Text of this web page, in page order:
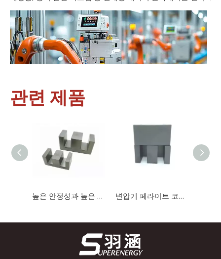
산업 제어
산업 제어 분야에서 인덕터와 변압기는 안정적인 시스템 작동
관련 제품
높은 안정성과 높은 포화도를 갖춘 충전기용 자기 코어 EE1414 고 투자율 페라이트 코어 변압기 페라이트 코어를 위한 EE 유형 자기 코어 Mn-Zn 페라이트 코어